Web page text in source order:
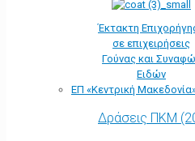
Έκτακτη
σε επιχειρήσεις
Γούνας και
Ειδών
ΕΠ «Kεντρική
Δράσεις ΠΚΜ